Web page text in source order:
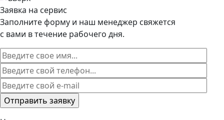
Заявка на сервис
Заполните форму и наш менеджер свяжется
с вами в течение рабочего дня.